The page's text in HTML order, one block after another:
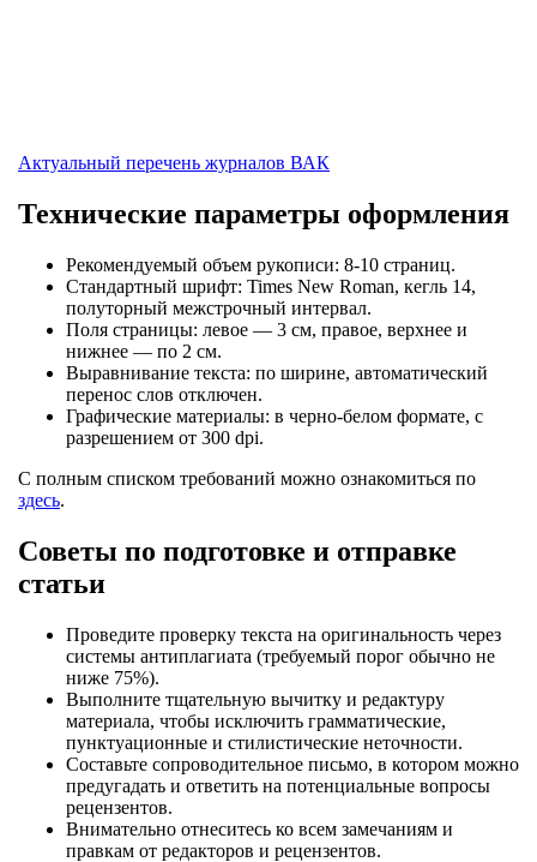
Актуальный перечень журналов ВАК
Технические параметры оформления
Рекомендуемый объем рукописи: 8-10 страниц.
Стандартный шрифт: Times New Roman, кегль 14,
полуторный межстрочный интервал.
Поля страницы: левое — 3 см, правое, верхнее и
нижнее — по 2 см.
Выравнивание текста: по ширине, автоматический
перенос слов отключен.
Графические материалы: в черно-белом формате, с
разрешением от 300 dpi.
С полным списком требований можно ознакомиться по
здесь.
Советы по подготовке и отправке
статьи
Проведите проверку текста на оригинальность через
системы антиплагиата (требуемый порог обычно не
ниже 75%).
Выполните тщательную вычитку и редактуру
материала, чтобы исключить грамматические,
пунктуационные и стилистические неточности.
Составьте сопроводительное письмо, в котором можно
предугадать и ответить на потенциальные вопросы
рецензентов.
Внимательно отнеситесь ко всем замечаниям и
правкам от редакторов и рецензентов.